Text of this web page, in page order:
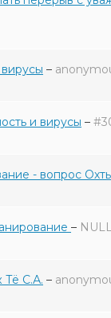
–
и вирусы –
- вопрос
–
Тё С.А. –